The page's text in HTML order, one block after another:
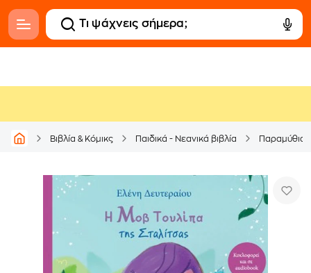
Βιβλία & Κόμικς Παιδικά - Νεανικά βιβλία Παραμύθια